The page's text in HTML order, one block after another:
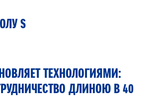
S
ТЕХНОЛОГИЯМИ:
ДЛИНОЮ В 40